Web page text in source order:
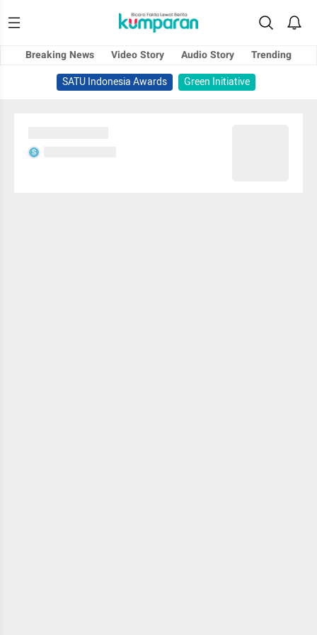
Breaking News Video Story Audio Story
Trending
SATU Indonesia Awards
Green Initiative
S